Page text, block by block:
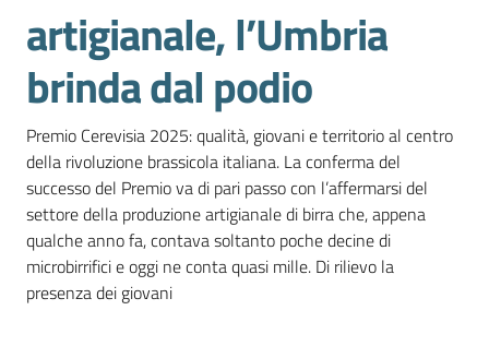
Gestire
l'Impresa
Promuovere
l'Impresa
e
il
territorio
artigianale, l’Umbria
brinda dal podio
Premio Cerevisia 2025: qualità, giovani e territorio al centro
della rivoluzione brassicola italiana. La conferma del
successo del Premio va di pari passo con l’affermarsi del
settore della produzione artigianale di birra che, appena
qualche anno fa, contava soltanto poche decine di
microbirrifici e oggi ne conta quasi mille. Di rilievo la
presenza dei giovani